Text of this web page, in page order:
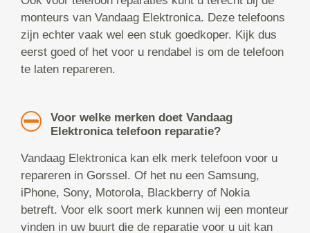
monteurs van Vandaag Elektronica. Deze telefoons
zijn echter vaak wel een stuk goedkoper. Kijk dus
eerst goed of het voor u rendabel is om de telefoon
te laten repareren.
Voor welke merken doet Vandaag
Elektronica telefoon reparatie?
Vandaag Elektronica kan elk merk telefoon voor u
repareren in Gorssel. Of het nu een Samsung,
iPhone, Sony, Motorola, Blackberry of Nokia
betreft. Voor elk soort merk kunnen wij een monteur
vinden in uw buurt die de reparatie voor u uit kan